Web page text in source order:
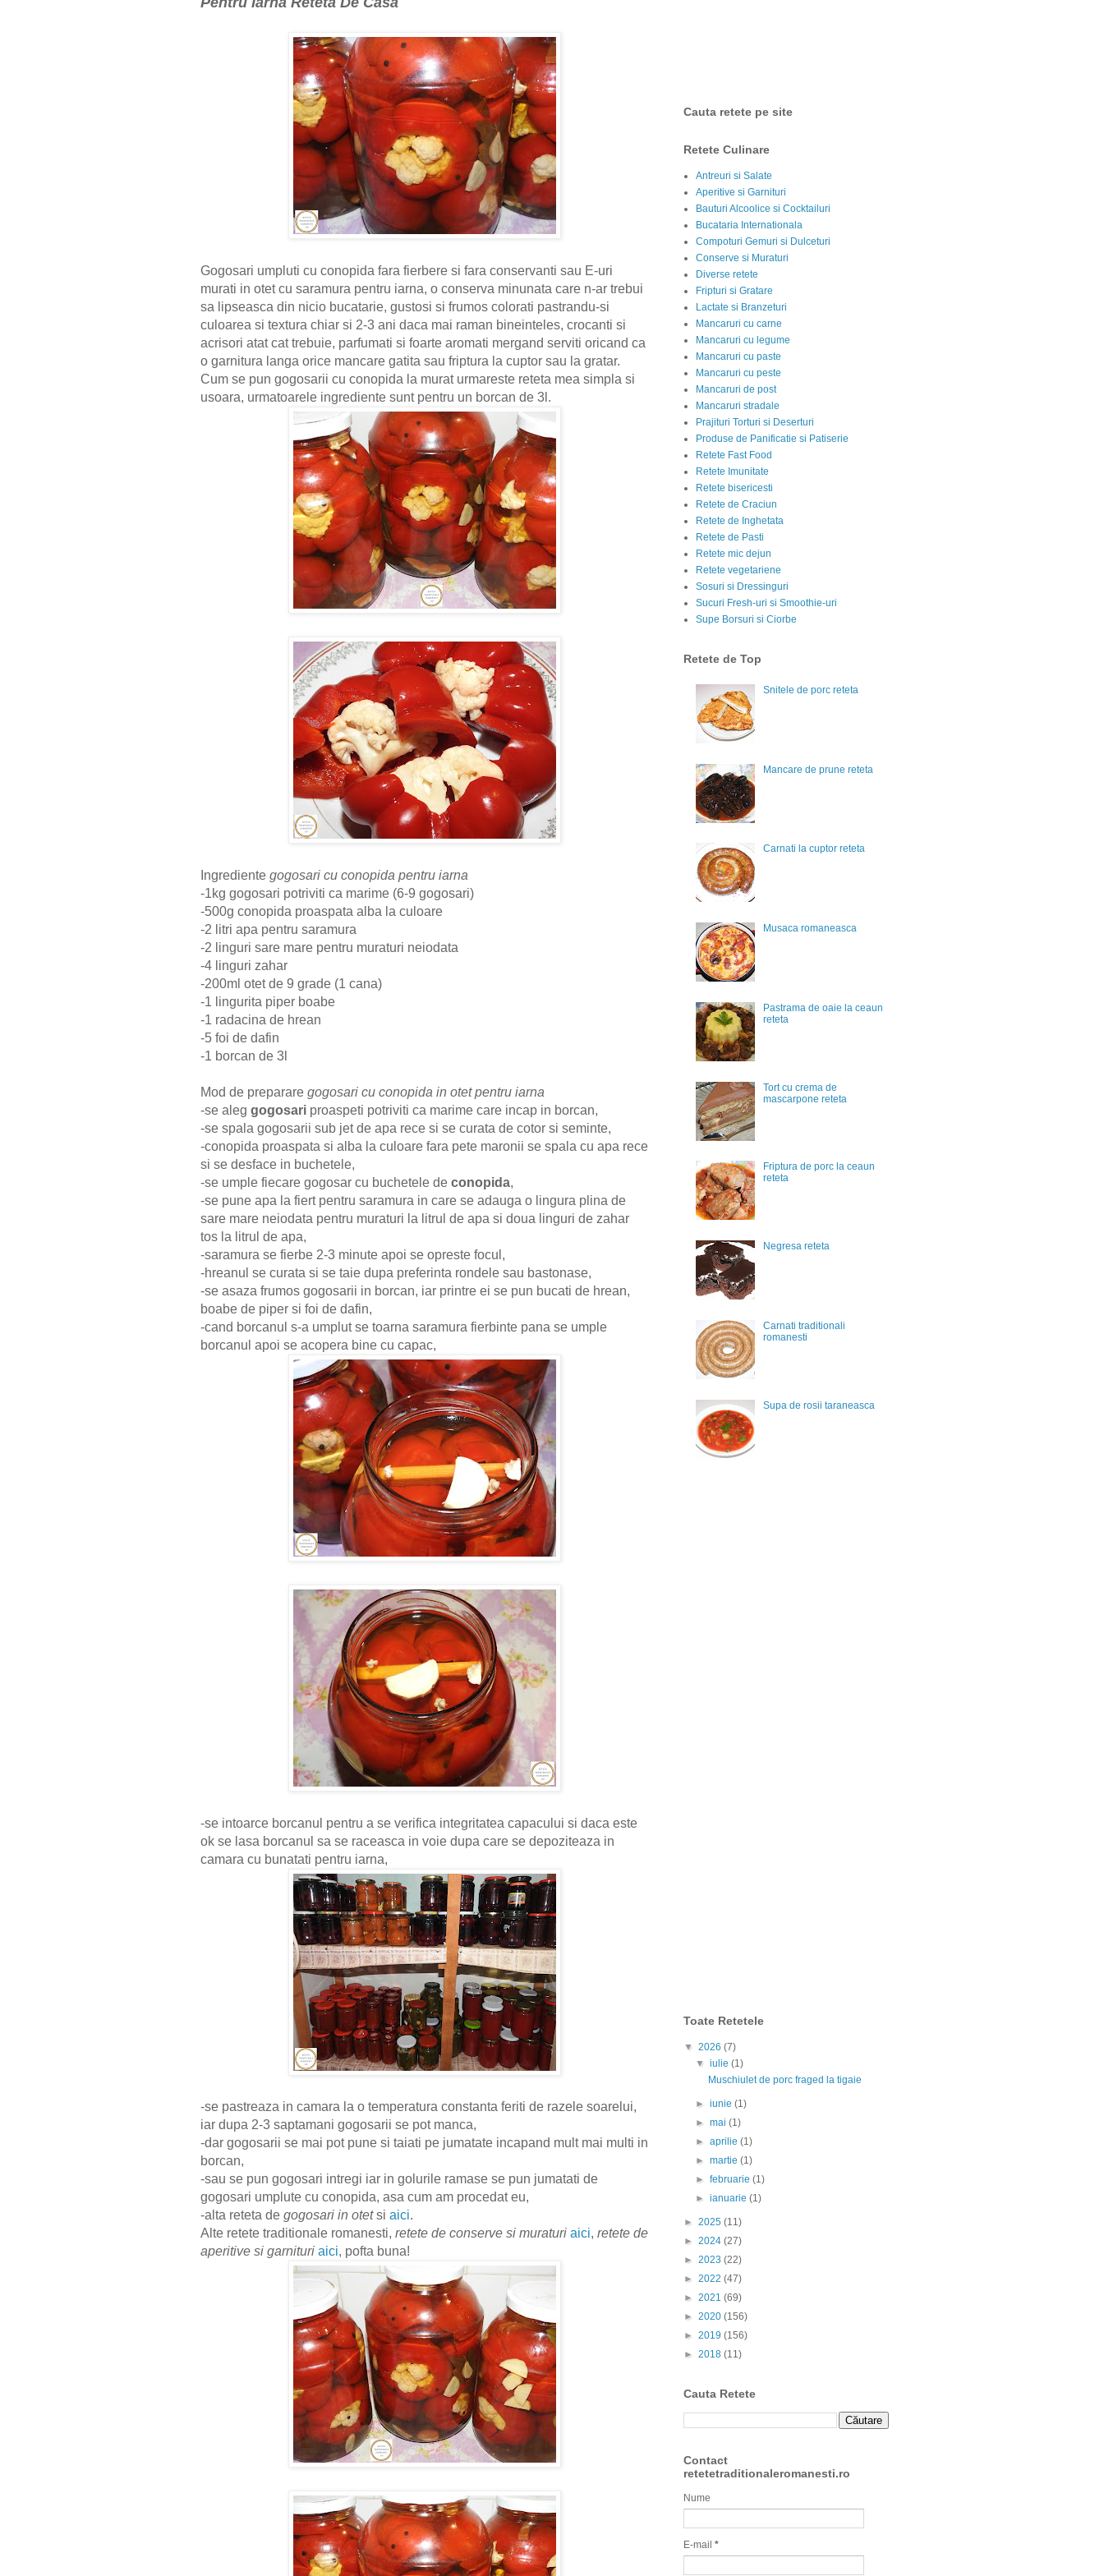
Gogosari umpluti cu conopida fara fierbere si fara conservanti sau E-uri
murati in otet cu saramura pentru iarna, o conserva minunata care n-ar trebui
sa lipseasca din nicio bucatarie, gustosi si frumos colorati pastrandu-si
culoarea si textura chiar si 2-3 ani daca mai raman bineinteles, crocanti si
acrisori atat cat trebuie, parfumati si foarte aromati mergand serviti oricand ca
o garnitura langa orice mancare gatita sau friptura la cuptor sau la gratar.
Cum se pun gogosarii cu conopida la murat urmareste reteta mea simpla si
usoara, urmatoarele ingrediente sunt pentru un borcan de 3l.
Ingrediente gogosari cu conopida pentru iarna
-1kg gogosari potriviti ca marime (6-9 gogosari)
-500g conopida proaspata alba la culoare
-2 litri apa pentru saramura
-2 linguri sare mare pentru muraturi neiodata
-4 linguri zahar
-200ml otet de 9 grade (1 cana)
-1 lingurita piper boabe
-1 radacina de hrean
-5 foi de dafin
-1 borcan de 3l
Mod de preparare gogosari cu conopida in otet pentru iarna
-se aleg gogosari proaspeti potriviti ca marime care incap in borcan,
-se spala gogosarii sub jet de apa rece si se curata de cotor si seminte,
-conopida proaspata si alba la culoare fara pete maronii se spala cu apa rece
si se desface in buchetele,
-se umple fiecare gogosar cu buchetele de conopida,
-se pune apa la fiert pentru saramura in care se adauga o lingura plina de
sare mare neiodata pentru muraturi la litrul de apa si doua linguri de zahar
tos la litrul de apa,
-saramura se fierbe 2-3 minute apoi se opreste focul,
-hreanul se curata si se taie dupa preferinta rondele sau bastonase,
-se asaza frumos gogosarii in borcan, iar printre ei se pun bucati de hrean,
boabe de piper si foi de dafin,
-cand borcanul s-a umplut se toarna saramura fierbinte pana se umple
borcanul apoi se acopera bine cu capac,
-se intoarce borcanul pentru a se verifica integritatea capacului si daca este
ok se lasa borcanul sa se raceasca in voie dupa care se depoziteaza in
camara cu bunatati pentru iarna,
-se pastreaza in camara la o temperatura constanta feriti de razele soarelui,
iar dupa 2-3 saptamani gogosarii se pot manca,
-dar gogosarii se mai pot pune si taiati pe jumatate incapand mult mai multi in
borcan,
-sau se pun gogosari intregi iar in golurile ramase se pun jumatati de
gogosari umplute cu conopida, asa cum am procedat eu,
-alta reteta de gogosari in otetsi aici.
Alte retete traditionale romanesti, retete de conserve si muraturi aici, retete de
aperitive si garnituri aici, pofta buna!
Cauta retete pe site
Retete Culinare
Antreuri si Salate
Aperitive si Garnituri
Bauturi Alcoolice si Cocktailuri
Bucataria Internationala
Compoturi Gemuri si Dulceturi
Conserve si Muraturi
Diverse retete
Fripturi si Gratare
Lactate si Branzeturi
Mancaruri cu carne
Mancaruri cu legume
Mancaruri cu paste
Mancaruri cu peste
Mancaruri de post
Mancaruri stradale
Prajituri Torturi si Deserturi
Produse de Panificatie si Patiserie
Retete Fast Food
Retete Imunitate
Retete bisericesti
Retete de Craciun
Retete de Inghetata
Retete de Pasti
Retete mic dejun
Retete vegetariene
Sosuri si Dressinguri
Sucuri Fresh-uri si Smoothie-uri
Supe Borsuri si Ciorbe
Retete de Top
Snitele de porc reteta
Mancare de prune reteta
Carnati la cuptor reteta
Musaca romaneasca
Pastrama de oaie la ceaun
reteta
Tort cu crema de
mascarpone reteta
Friptura de porc la ceaun
reteta
Negresa reteta
Carnati traditionali
romanesti
Supa de rosii taraneasca
Toate Retetele
▼ 2026 (7)
▼iulie(1)
Muschiulet de porc fraged la tigaie
►iunie(1)
►mai(1)
►aprilie(1)
►martie(1)
►februarie(1)
►ianuarie(1)
► 2025 (11)
► 2024 (27)
► 2023 (22)
► 2022 (47)
► 2021 (69)
► 2020 (156)
► 2019 (156)
► 2018 (11)
Cauta Retete
Contact
retetetraditionaleromanesti.ro
Nume
E-mail *